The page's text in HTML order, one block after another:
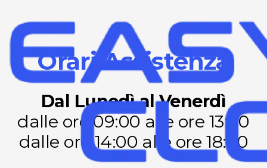
Orari Assistenza
Dal Lunedì al Venerdì
dalle ore 09:00 alle ore 13:00
dalle ore 14:00 alle ore 18:00